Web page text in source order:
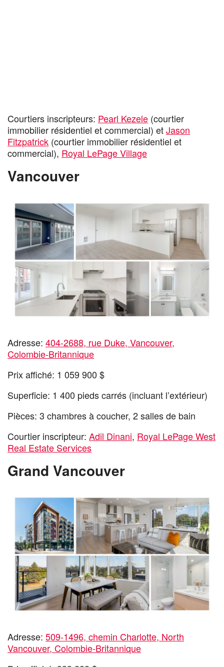
Courtiers inscripteurs: Pearl Kezele (courtier
immobilier résidentiel et commercial) etJason
Fitzpatrick (courtier immobilier résidentiel et
commercial), Royal LePage Village
Vancouver
Adresse: 404-2688, rue Duke, Vancouver,
Colombie-Britannique
Prix affiché: 1 059 900 $
Superficie: 1 400 pieds carrés (incluant l’extérieur)
Pièces: 3 chambres à coucher, 2 salles de bain
Courtier inscripteur: Adil Dinani, Royal LePage West
Real Estate Services
Grand Vancouver
Adresse: 509-1496, chemin Charlotte, North
Vancouver, Colombie-Britannique